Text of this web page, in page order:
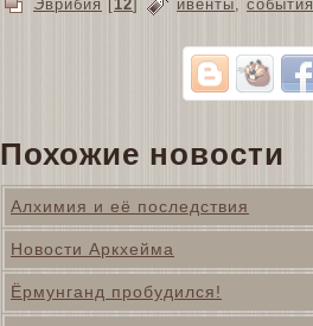
Эврибия [12] ивенты события
Похожие новости
Алхимия и её последствия
Новости Аркхейма
Ёрмунганд пробудился!